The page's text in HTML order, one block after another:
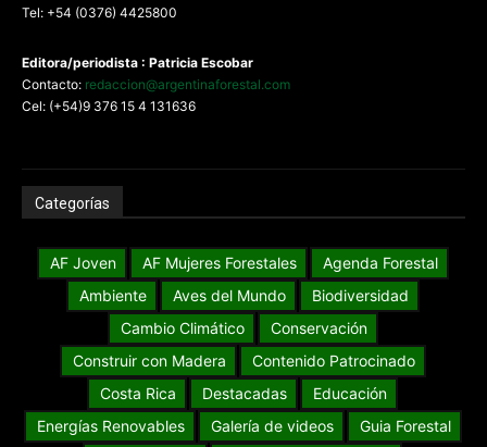
Tel: +54 (0376) 4425800
Editora/periodista : Patricia Escobar
Contacto: redaccion@argentinaforestal.com
Cel: (+54)9 376 15 4 131636
Categorías
AF Joven AF Mujeres Forestales
Agenda Forestal
Ambiente
Aves del Mundo
Biodiversidad
Cambio Climático
Conservación
Construir con Madera
Contenido Patrocinado
Costa Rica
Destacadas
Educación
Energías Renovables
Galería de videos
Guia Forestal